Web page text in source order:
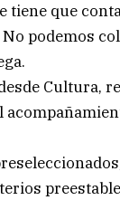
tiene que
podemos
Cultura,